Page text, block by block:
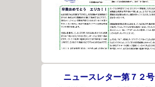
ニュースレター第７２号